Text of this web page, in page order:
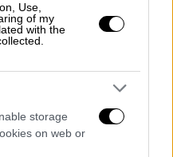
Use,
of my
with the
storage
on web or
νόμο το 2022
ή άσεμνα»
στιγμής, τα
που έχουν
όπως ο
και η